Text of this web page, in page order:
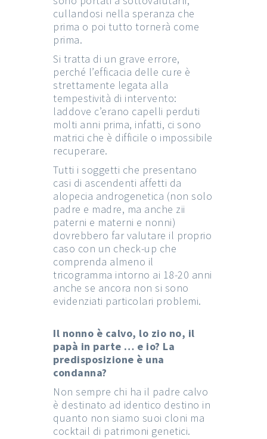
cullandosi nella speranza che
prima o poi tutto tornerà come
prima.
Si tratta di un grave errore,
perché l’efficacia delle cure è
strettamente legata alla
tempestività di intervento:
laddove c’erano capelli perduti
molti anni prima, infatti, ci sono
matrici che è difficile o impossibile
recuperare.
Tutti i soggetti che presentano
casi di ascendenti affetti da
alopecia androgenetica (non solo
padre e madre, ma anche zii
paterni e materni e nonni)
dovrebbero far valutare il proprio
caso con un check-up che
comprenda almeno il
tricogramma intorno ai 18-20 anni
anche se ancora non si sono
evidenziati particolari problemi.
Il nonno è calvo, lo zio no, il
papà in parte … e io? La
predisposizione è una
condanna?
Non sempre chi ha il padre calvo
è destinato ad identico destino in
quanto non siamo suoi cloni ma
cocktail di patrimoni genetici.